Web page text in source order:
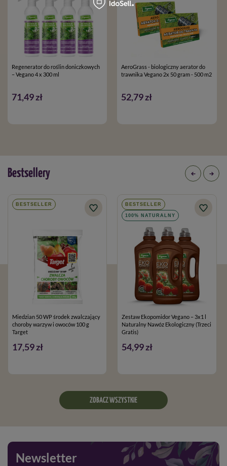
Regenerator do roślin doniczkowych
– Vegano 4 x 300 ml
71,49 zł
AeroGrass - biologiczny aerator do
trawnika Vegano 2x 50 gram - 500 m2
52,79 zł
Bestsellery
BESTSELLER
Miedzian 50 WP środek zwalczający
choroby warzyw i owoców 100 g
Target
17,59 zł
BESTSELLER
100% NATURALNY
Zestaw Ekopomidor Vegano – 3x1 l
Naturalny Nawóz Ekologiczny (Trzeci
Gratis)
54,99 zł
ZOBACZ WSZYSTKIE
Newsletter